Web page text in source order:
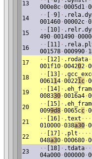
13
000e8c ·0005d1 ·
14
· · ·9] ·
001460 ·00002c ·
15
· · [10] ·
490 ·001490 ·
16
· · [11] ·
001578 ·000990 ·
17
· · [12] · .rodata ·
001f10 ·004202 ·
18
· · [13] ·
006114 ·00221c ·
19
· · [14] ·
008330 ·0016a4 ·
20
· · [15] ·
0099d8 ·0065cc ·
21
· · [16] · .text · · ·
010000 ·038a30 ·
22
· · [17] · .plt · · · ·
048a30 ·000680 ·
23
· · [18] · .tdata · ·
04a000 ·000000 ·